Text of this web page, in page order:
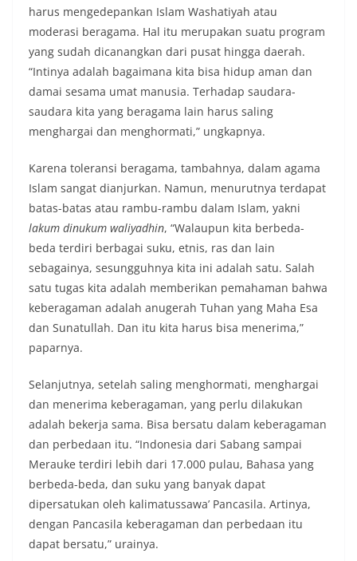
harus mengedepankan Islam Washatiyah atau
moderasi beragama. Hal itu merupakan suatu program
yang sudah dicanangkan dari pusat hingga daerah.
“Intinya adalah bagaimana kita bisa hidup aman dan
damai sesama umat manusia. Terhadap saudara-
saudara kita yang beragama lain harus saling
menghargai dan menghormati,” ungkapnya.
Karena toleransi beragama, tambahnya, dalam agama
Islam sangat dianjurkan. Namun, menurutnya terdapat
batas-batas atau rambu-rambu dalam Islam, yakni
lakum dinukum waliyadhin, “Walaupun kita berbeda-
beda terdiri berbagai suku, etnis, ras dan lain
sebagainya, sesungguhnya kita ini adalah satu. Salah
satu tugas kita adalah memberikan pemahaman bahwa
keberagaman adalah anugerah Tuhan yang Maha Esa
dan Sunatullah. Dan itu kita harus bisa menerima,”
paparnya.
Selanjutnya, setelah saling menghormati, menghargai
dan menerima keberagaman, yang perlu dilakukan
adalah bekerja sama. Bisa bersatu dalam keberagaman
dan perbedaan itu. “Indonesia dari Sabang sampai
Merauke terdiri lebih dari 17.000 pulau, Bahasa yang
berbeda-beda, dan suku yang banyak dapat
dipersatukan oleh kalimatussawa’ Pancasila. Artinya,
dengan Pancasila keberagaman dan perbedaan itu
dapat bersatu,” urainya.